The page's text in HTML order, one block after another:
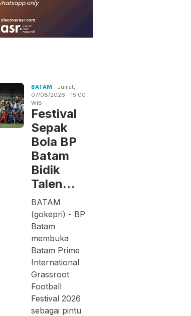
BATAM
Jumat,
07/08/2026 - 15:00
WIB
Festival
Sepak
Bola BP
Batam
Bidik
Talen…
BATAM
(gokepri) - BP
Batam
membuka
Batam Prime
International
Grassroot
Football
Festival 2026
sebagai pintu